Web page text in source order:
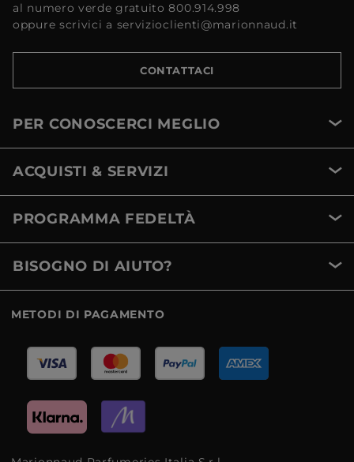
al numero verde gratuito 800.914.998
oppure scrivici a servizioclienti@marionnaud.it
CONTATTACI
PER CONOSCERCI MEGLIO
ACQUISTI & SERVIZI
PROGRAMMA FEDELTÀ
BISOGNO DI AIUTO?
METODI DI PAGAMENTO